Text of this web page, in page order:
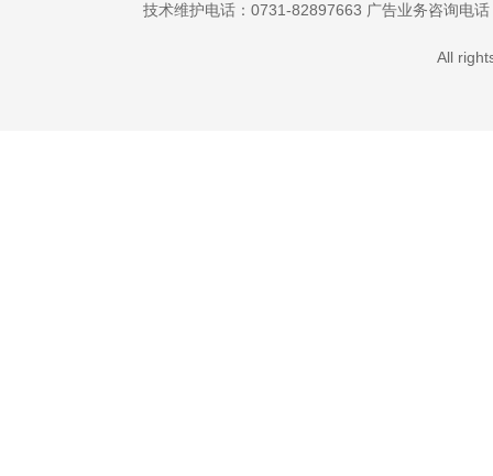
技术维护电话：0731-82897663 广告业务咨询电
All